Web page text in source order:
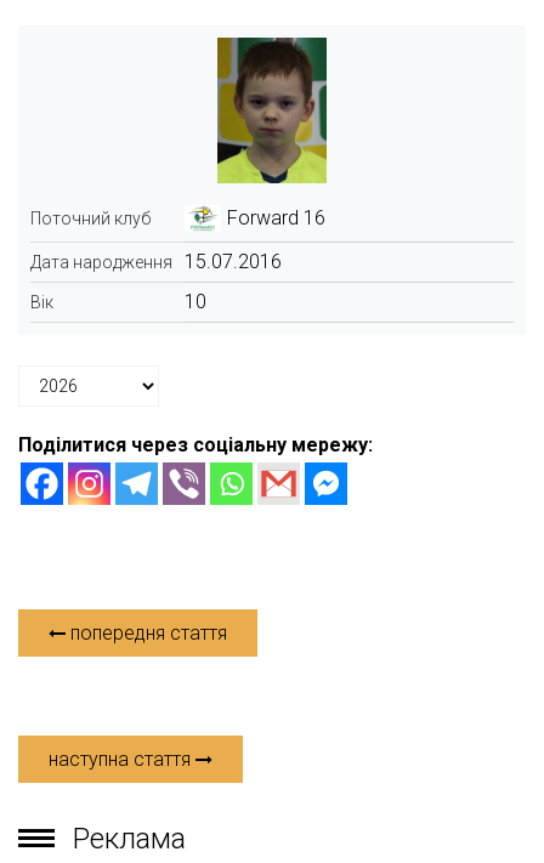
Поточний клуб Forward 16
Дата народження 15.07.2016
Вік 10
Поділитися через соціальну мережу:
попередня стаття
наступна стаття
Реклама